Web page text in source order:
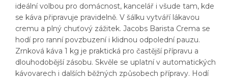
ideální volbou pro domácnost, kancelář i všude tam, kde
se káva připravuje pravidelně. V šálku vytváří lákavou
cremu a plný chuťový zážitek. Jacobs Barista Crema se
hodí pro ranní povzbuzení i klidnou odpolední pauzu.
Zrnková káva 1 kg je praktická pro častější přípravu a
dlouhodobější zásobu. Skvěle se uplatní v automatických
kávovarech i dalších běžných způsobech přípravy. Hodí